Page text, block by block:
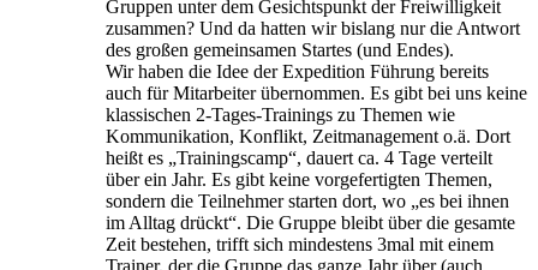
Gruppen unter dem Gesichtspunkt der Freiwilligkeit
zusammen? Und da hatten wir bislang nur die Antwort
des großen gemeinsamen Startes (und Endes).
Wir haben die Idee der Expedition Führung bereits
auch für Mitarbeiter übernommen. Es gibt bei uns keine
klassischen 2-Tages-Trainings zu Themen wie
Kommunikation, Konflikt, Zeitmanagement o.ä. Dort
heißt es „Trainingscamp“, dauert ca. 4 Tage verteilt
über ein Jahr. Es gibt keine vorgefertigten Themen,
sondern die Teilnehmer starten dort, wo „es bei ihnen
im Alltag drückt“. Die Gruppe bleibt über die gesamte
Zeit bestehen, trifft sich mindestens 3mal mit einem
Trainer, der die Gruppe das ganze Jahr über (auch